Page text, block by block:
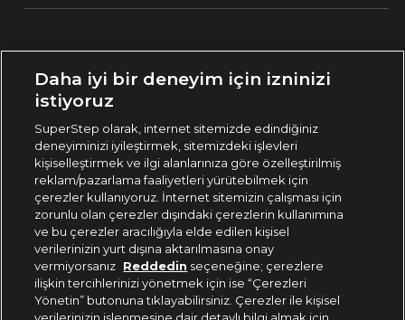
🇹🇷 Türkiye
444 37 36
Uygulamadan Takip Edin
Daha iyi bir deneyim için izninizi
istiyoruz
SuperStep olarak, internet sitemizde edindiğiniz
deneyiminizi iyileştirmek, sitemizdeki işlevleri
kişiselleştirmek ve ilgi alanlarınıza göre özelleştirilmiş
reklam/pazarlama faaliyetleri yürütebilmek için
çerezler kullanıyoruz. İnternet sitemizin çalışması için
zorunlu olan çerezler dışındaki çerezlerin kullanımına
ve bu çerezler aracılığıyla elde edilen kişisel
verilerinizin yurt dışına aktarılmasına onay
vermiyorsanız Reddedin seçeneğine; çerezlere
ilişkin tercihlerinizi yönetmek için ise “Çerezleri
Yönetin” butonuna tıklayabilirsiniz. Çerezler ile kişisel